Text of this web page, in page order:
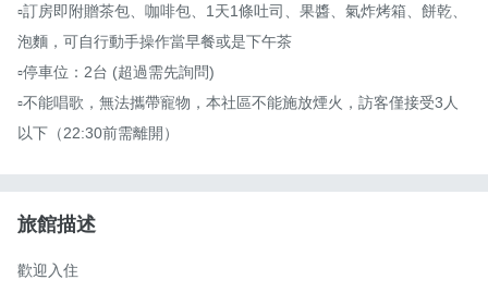
▫訂房即附贈茶包、咖啡包、1天1條吐司、果醬、氣炸烤箱、餅乾、
泡麵，可自行動手操作當早餐或是下午茶
▫停車位：2台 (超過需先詢問)
▫不能唱歌，無法攜帶寵物，本社區不能施放煙火，訪客僅接受3人
以下（22:30前需離開）
旅館描述
歡迎入住